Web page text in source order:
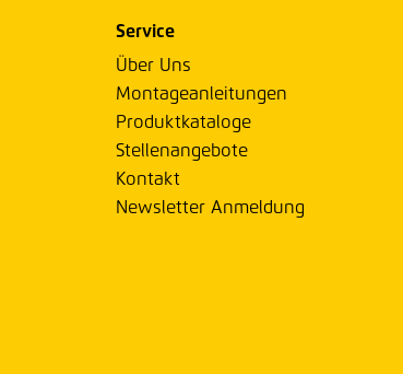
Service
Über Uns
Montageanleitungen
Produktkataloge
Stellenangebote
Kontakt
Newsletter Anmeldung